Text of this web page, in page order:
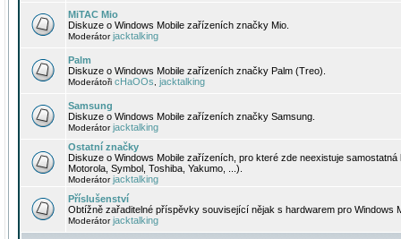
MiTAC Mio
Diskuze o Windows Mobile zařízeních značky Mio.
Moderátorjacktalking
Palm
Diskuze o Windows Mobile zařízeních značky Palm (Treo).
Moderátoři cHaOOs jacktalking
Samsung
Diskuze o Windows Mobile zařízeních značky Samsung.
Moderátorjacktalking
Ostatní značky
Diskuze o Windows Mobile zařízeních, pro které zde neexistuje
Motorola, Symbol, Toshiba, Yakumo, ...).
Moderátorjacktalking
Příslušenství
Obtížně zařaditelné příspěvky související nějak s hardwarem pro Windows
Moderátorjacktalking